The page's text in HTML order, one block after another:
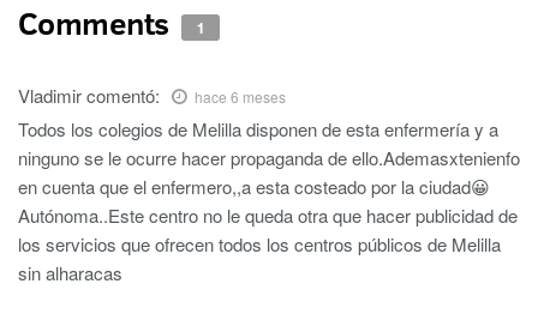
Comments 1
Vladimircomentó: hace 6 meses
Todos los colegios de Melilla disponen de esta enfermería y a
ninguno se le ocurre hacer propaganda de ello.Ademasxtenienfo
en cuenta que el enfermero,,a esta costeado por la ciudad😀
Autónoma..Este centro no le queda otra que hacer publicidad de
los servicios que ofrecen todos los centros públicos de Melilla
sin alharacas